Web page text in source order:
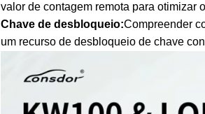
valor de contagem remota para otimizar
Chave de desbloqueio:Compreender
um recurso de desbloqueio de chave